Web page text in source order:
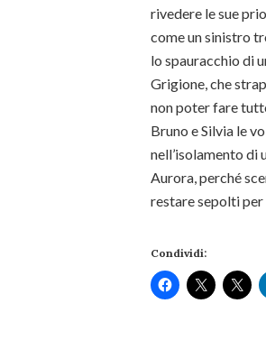
rivedere le sue
come un sinistro
lo spauracchio di
Grigione, che
non poter fare
Bruno e Silvia le
nel­l’isolamento di
Aurora, perché
restare sepolti
Condividi: